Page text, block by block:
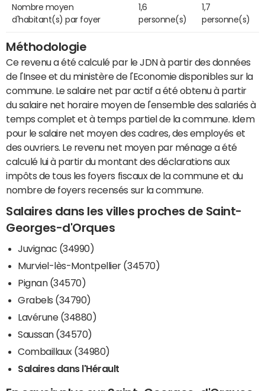
Nombre moyen
d'habitant(s) par foyer
1,6
personne(s)
1,7
personne(s)
Méthodologie
Ce revenu a été calculé par le JDN à partir des données
de l'Insee et du ministère de l'Economie disponibles sur la
commune. Le salaire net par actif a été obtenu à partir
du salaire net horaire moyen de l'ensemble des salariés à
temps complet et à temps partiel de la commune. Idem
pour le salaire net moyen des cadres, des employés et
des ouvriers. Le revenu net moyen par ménage a été
calculé lui à partir du montant des déclarations aux
impôts de tous les foyers fiscaux de la commune et du
nombre de foyers recensés sur la commune.
Salaires dans les villes proches de Saint-
Georges-d'Orques
Juvignac (34990)
Murviel-lès-Montpellier (34570)
Pignan (34570)
Grabels (34790)
Lavérune (34880)
Saussan (34570)
Combaillaux (34980)
Salaires dans l'Hérault